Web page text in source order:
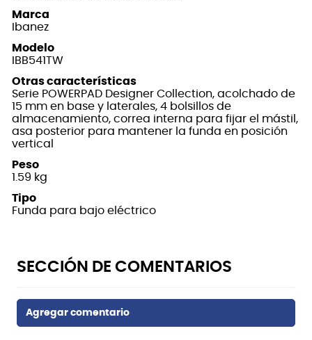
Marca
Ibanez
Modelo
IBB541TW
Otras características
Serie POWERPAD Designer Collection, acolchado de
15 mm en base y laterales, 4 bolsillos de
almacenamiento, correa interna para fijar el mástil,
asa posterior para mantener la funda en posición
vertical
Peso
1.59 kg
Tipo
Funda para bajo eléctrico